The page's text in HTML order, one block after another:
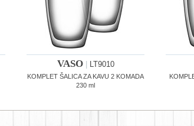
VASO| LT9010
KOMPLET ŠALICA ZA KAVU 2 KOMADA
230 ml